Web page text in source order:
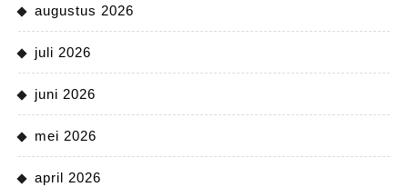
augustus 2026
juli 2026
juni 2026
mei 2026
april 2026